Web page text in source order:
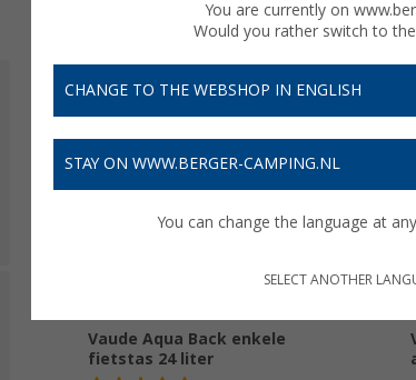
-17%
Vaude Aqua Back enkele
fietstas 24 liter
You are currently on
Would you rather switch to
CHANGE TO THE WEBSHOP IN ENGLISH
STAY ON WWW.BERGER-CAMPING.NL
You can change the language at
SELECT ANOTHER